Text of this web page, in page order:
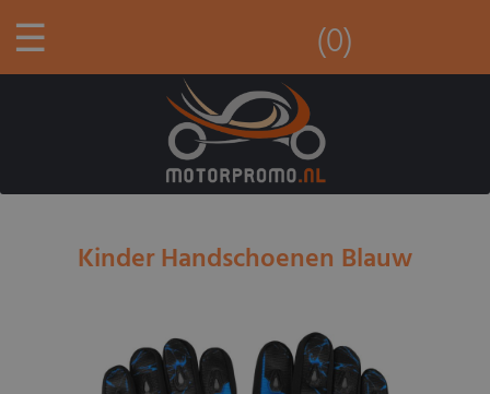
☰ (0)
Kinder Handschoenen Blauw